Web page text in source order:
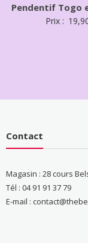
Pendentif Togo
Prix :
Contact
Magasin : 28 cours
Tél : 04 91 91 37 79
E-mail :